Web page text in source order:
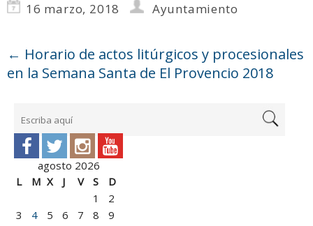
16 marzo, 2018 Ayuntamiento
← Horario de actos litúrgicos y procesionales
en la Semana Santa de El Provencio 2018
agosto 2026
L
M X J V S
D
1
2
3
4 5 6 7 8
9